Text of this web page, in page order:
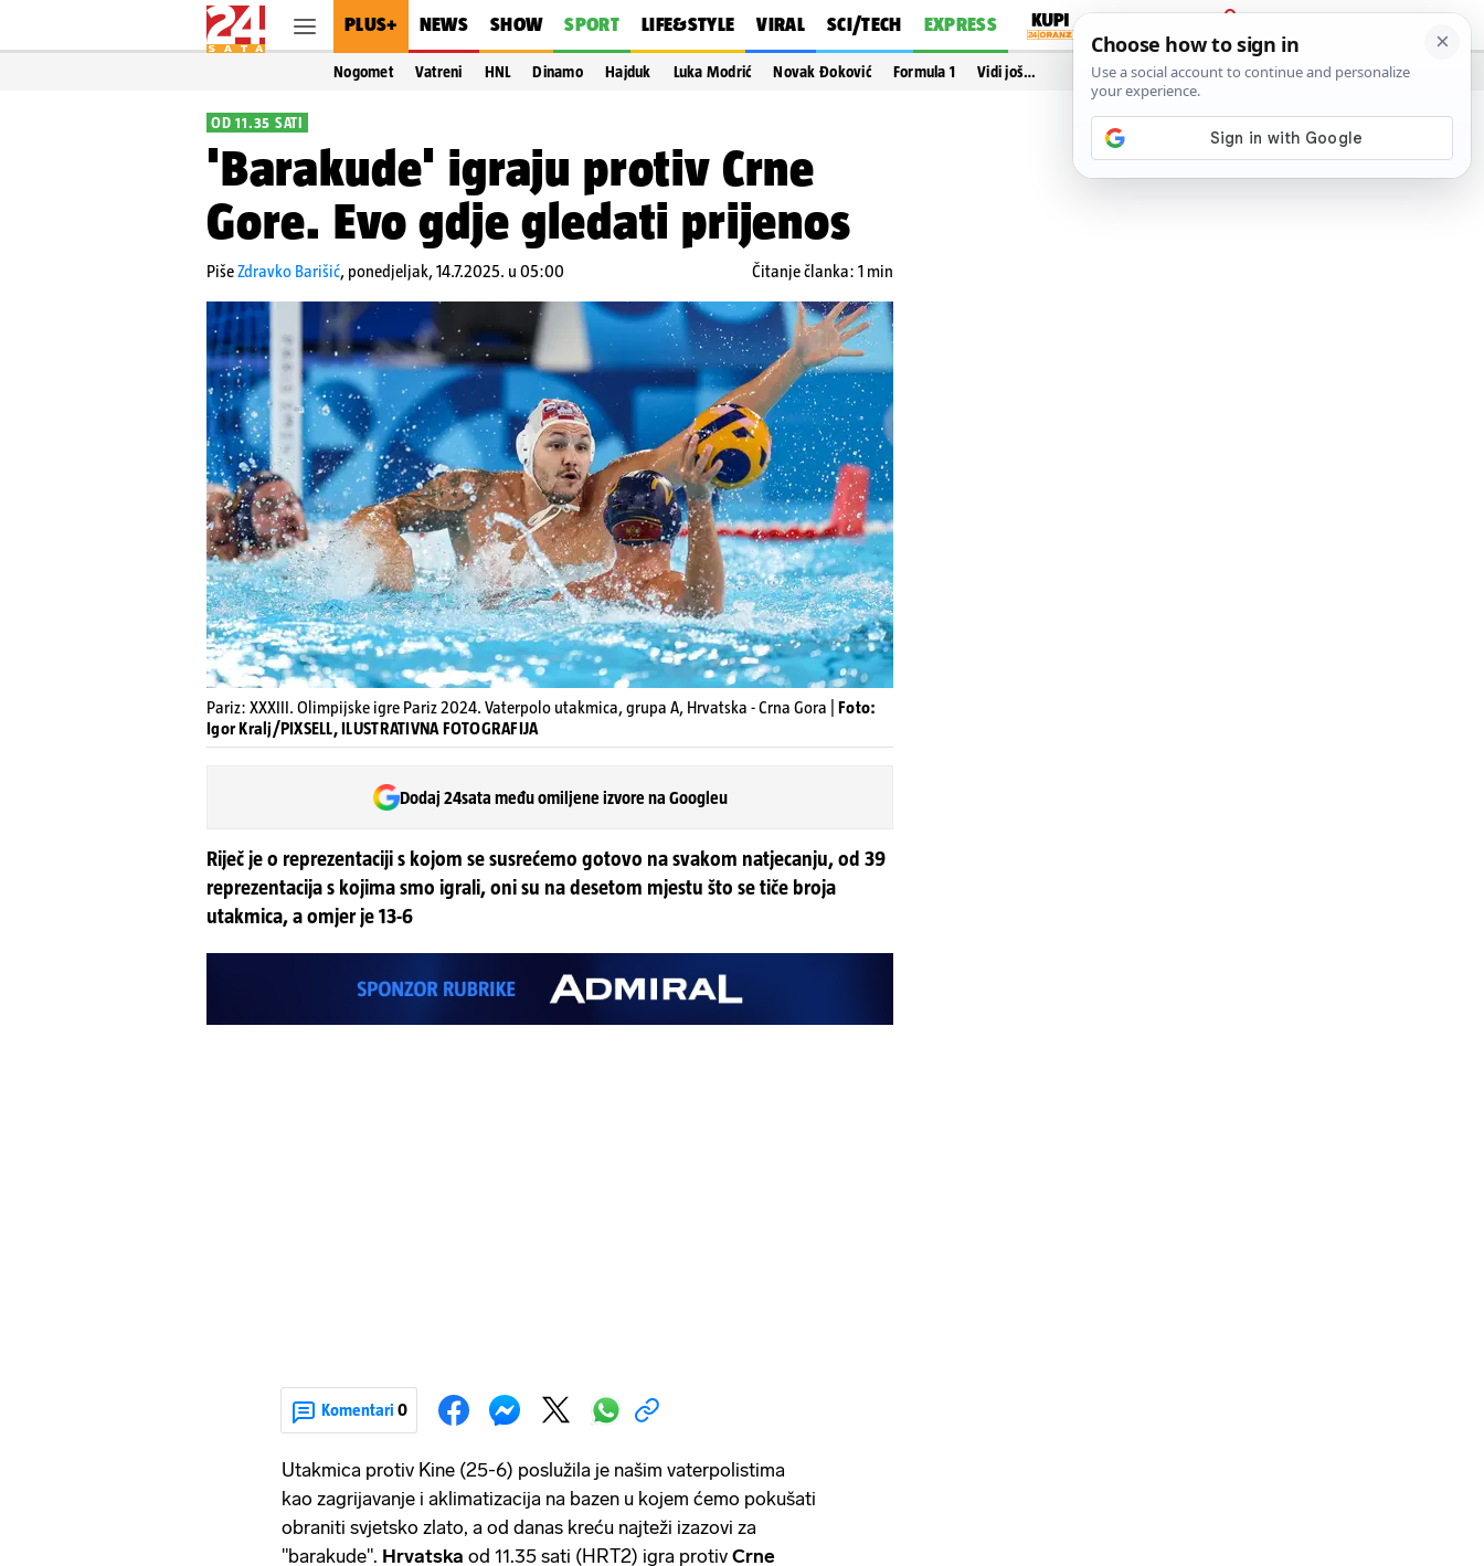
PLUS+ NEWS SHOW SPORT LIFE&STYLE VIRAL SCI/TECH EXPRESS
PRIJAVA
Nogomet Vatreni HNL Dinamo Hajduk Luka Modrić Novak Đoković Formula 1 Vidi još…
OD 11.35 SATI
'Barakude' igraju protiv Crne
Gore. Evo gdje gledati prijenos
PišeZdravko Barišić, ponedjeljak, 14.7.2025. u 05:00 Čitanje članka: 1 min
Pariz: XXXIII. Olimpijske igre Pariz 2024. Vaterpolo utakmica, grupa A, Hrvatska - Crna Gora | Foto:
Igor Kralj/PIXSELL, ILUSTRATIVNA FOTOGRAFIJA
Dodaj 24sata među omiljene izvore na Googleu
Riječ je o reprezentaciji s kojom se susrećemo gotovo na svakom natjecanju, od 39
reprezentacija s kojima smo igrali, oni su na desetom mjestu što se tiče broja
utakmica, a omjer je 13-6
Komentari 0
Utakmica protiv Kine (25-6) poslužila je našim vaterpolistima
kao zagrijavanje i aklimatizacija na bazen u kojem ćemo pokušati
obraniti svjetsko zlato, a od danas kreću najteži izazovi za
"barakude". Hrvatska od 11.35 sati (HRT2) igra protiv Crne